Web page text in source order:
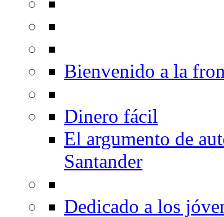
Bienvenido a la
Dinero fácil
El argumento de
Santander
Dedicado a los